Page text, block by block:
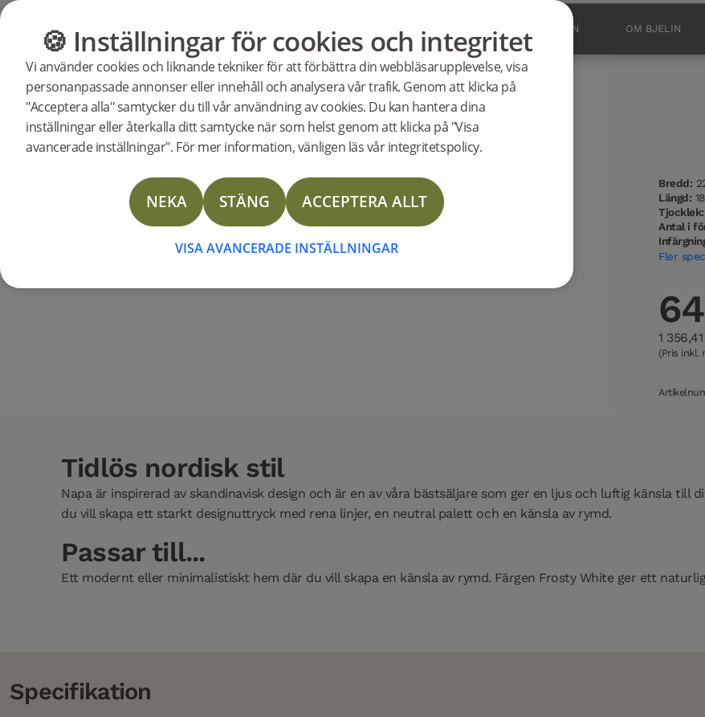
INSPIRATION OM BJELIN
🍪 Inställningar för cookies och integritet
Vi använder cookies och liknande tekniker för att förbättra din webbläsarupplevelse, visa
personanpassade annonser eller innehåll och analysera vår trafik. Genom att klicka på
"Acceptera alla" samtycker du till vår användning av cookies. Du kan hantera dina
inställningar eller återkalla ditt samtycke när som helst genom att klicka på "Visa
avancerade inställningar". För mer information, vänligen läs vår integritetspolicy.
NEKA STÄNG ACCEPTERA ALLT
VISA AVANCERADE INSTÄLLNINGAR
Butik Golv Vinyl Planks
Vinyl Planks Denali NAPA
Bredd:
Längd:
Tjocklek:
Antal i
Fler
1
(Pris inkl.
Tidlös nordisk stil
Napa är inspirerad av skandinavisk design och är en av våra bästsäljare som ger en ljus och luftig känsla till
du vill skapa ett starkt designuttryck med rena linjer, en neutral palett och en känsla av rymd.
Passar till...
Ett modernt eller minimalistiskt hem där du vill skapa en känsla av rymd. Färgen Frosty White ger ett
Specifikation